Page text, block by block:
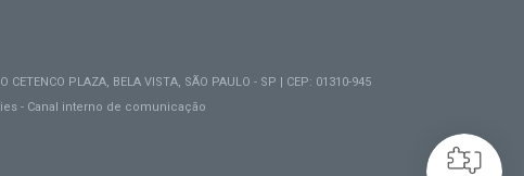
PLAZA, BELA VISTA, SÃO PAULO - SP | CEP: 01310-945
- Canal interno de comunicação